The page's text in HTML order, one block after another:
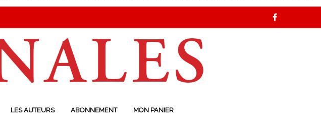
LES AUTEURS ABONNEMENT MON PANIER